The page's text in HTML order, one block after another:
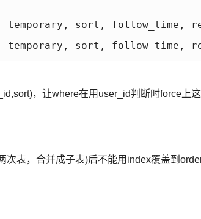
sort, follow_time,
temporary, sort, follow_time,
，让where在用user_id判断时force上这
表，合并成子表)后不能用index覆盖到